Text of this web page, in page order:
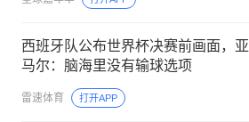
西班牙队公布世界杯决赛前画面，亚
马尔：脑海里没有输球选项
雷速体育 打开APP